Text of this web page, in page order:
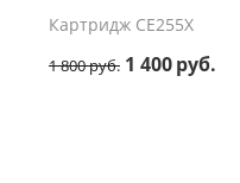
Картридж CE255X
1 800руб. 1 400руб.